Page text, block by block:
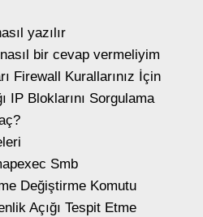
yazılır
bir cevap vermeliyim
Firewall Kurallarınız İçin
IP Bloklarını Sorgulama
Smb
Değiştirme Komutu
Açığı Tespit Etme